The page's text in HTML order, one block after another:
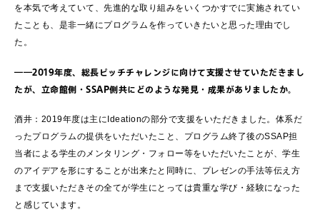
を本気で考えていて、先進的な取り組みをいくつかすでに実施されてい
たことも、是非一緒にプログラムを作っていきたいと思った理由でし
た。
――2019年度、総長ピッチチャレンジに向けて支援させていただきまし
たが、立命館側・SSAP側共にどのような発見・成果がありましたか。
酒井：2019年度は主にIdeationの部分で支援をいただきました。体系だ
ったプログラムの提供をいただいたこと、プログラム終了後のSSAP担
当者による学生のメンタリング・フォロー等をいただいたことが、学生
のアイデアを形にすることが出来たと同時に、プレゼンの手法等伝え方
まで支援いただきその全てが学生にとっては貴重な学び・経験になった
と感じています。